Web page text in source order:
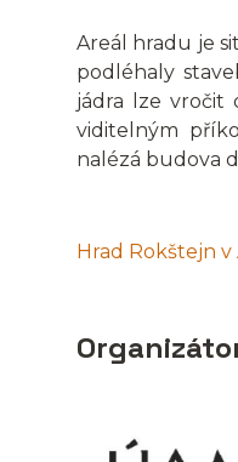
Areál hradu je
podléhaly
jádra lze vročit
viditelným
nalézá budova
Hrad Rokštejn